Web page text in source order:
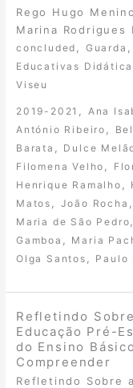
Rego Hugo
Marina Rodrigues
concluded Guarda
Educativas
Viseu
2019-2021 Ana
António Ribeiro
Barata
Dulce
Filomena Velho
Henrique Ramalho
Matos
João Rocha
Maria de São Pedro
Gamboa
Maria
Olga Santos Paulo
Refletindo
Educação Pré-
do Ensino
Compreender
Refletindo Sobre